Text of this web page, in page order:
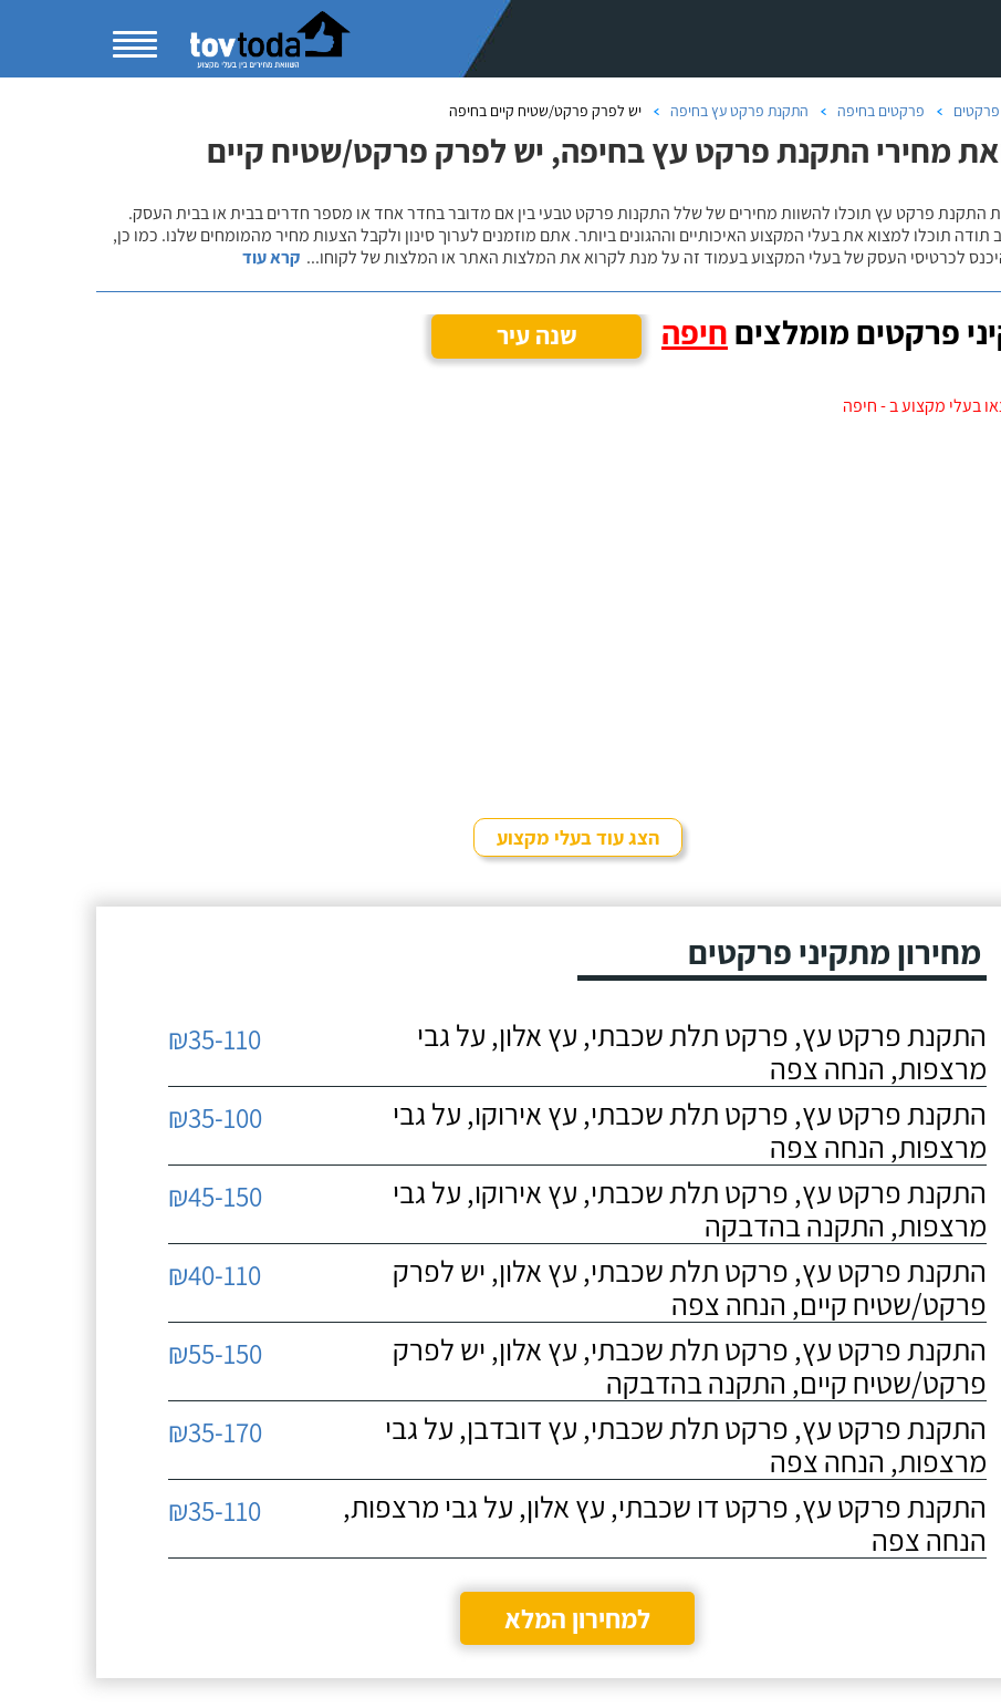
פרקטים פרקטים בחיפה התקנת פרקט עץ בחיפה יש לפרק פרקט/שטיח קיים בחיפה
מחירי התקנת פרקט עץ בחיפה, יש לפרק פרקט/שטיח קיים
התקנת פרקט עץ תוכלו להשוות מחירים של שלל התקנות פרקט טבעי בין אם מדובר בחדר אחד או מספר חדרים בבית או בבית העסק.
תודה תוכלו למצוא את בעלי המקצוע האיכותיים וההגונים ביותר. אתם מוזמנים לערוך סינון ולקבל הצעות מחיר מהמומחים שלנו. כמו כן,
לכרטיסי העסק של בעלי המקצוע בעמוד זה על מנת לקרוא את המלצות האתר או המלצות של לקוחו... קרא עוד
פרקטים מומלצים חיפה שנה עיר
בעלי מקצוע ב - חיפה
הצג עוד בעלי מקצוע
מחירון מתקיני פרקטים
התקנת פרקט עץ, פרקט תלת שכבתי, עץ אלון, על גבי
מרצפות, הנחה צפה
₪35-110
התקנת פרקט עץ, פרקט תלת שכבתי, עץ אירוקו, על גבי
מרצפות, הנחה צפה
₪35-100
התקנת פרקט עץ, פרקט תלת שכבתי, עץ אירוקו, על גבי
מרצפות, התקנה בהדבקה
₪45-150
התקנת פרקט עץ, פרקט תלת שכבתי, עץ אלון, יש לפרק
פרקט/שטיח קיים, הנחה צפה
₪40-110
התקנת פרקט עץ, פרקט תלת שכבתי, עץ אלון, יש לפרק
פרקט/שטיח קיים, התקנה בהדבקה
₪55-150
התקנת פרקט עץ, פרקט תלת שכבתי, עץ דובדבן, על גבי
מרצפות, הנחה צפה
₪35-170
התקנת פרקט עץ, פרקט דו שכבתי, עץ אלון, על גבי מרצפות,
הנחה צפה
₪35-110
למחירון המלא